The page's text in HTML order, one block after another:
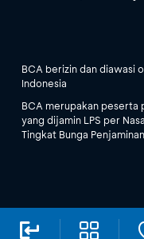
BCA berizin dan diawasi
Indonesia
BCA merupakan peserta
yang dijamin LPS per
Tingkat Bunga